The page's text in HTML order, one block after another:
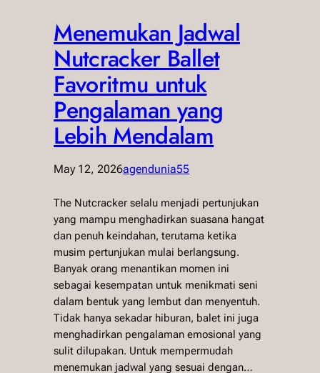
Menemukan Jadwal
Nutcracker Ballet
Favoritmu untuk
Pengalaman yang
Lebih Mendalam
May 12, 2026agendunia55
The Nutcracker selalu menjadi pertunjukan
yang mampu menghadirkan suasana hangat
dan penuh keindahan, terutama ketika
musim pertunjukan mulai berlangsung.
Banyak orang menantikan momen ini
sebagai kesempatan untuk menikmati seni
dalam bentuk yang lembut dan menyentuh.
Tidak hanya sekadar hiburan, balet ini juga
menghadirkan pengalaman emosional yang
sulit dilupakan. Untuk mempermudah
menemukan jadwal yang sesuai dengan…